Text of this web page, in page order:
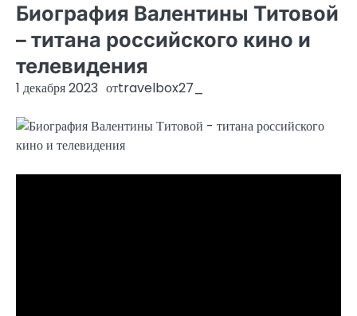
Биография Валентины Титовой
– титана российского кино и
телевидения
1 декабря 2023 отtravelbox27_